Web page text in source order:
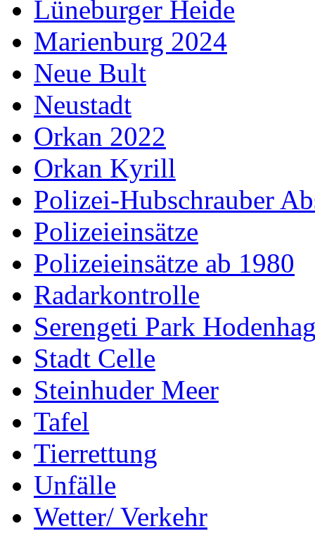
Lüneburger Heide
Marienburg 2024
Neue Bult
Neustadt
Orkan 2022
Orkan Kyrill
Polizei-Hubschrauber
Polizeieinsätze
Polizeieinsätze ab 1980
Radarkontrolle
Serengeti Park
Stadt Celle
Steinhuder Meer
Tafel
Tierrettung
Unfälle
Wetter/ Verkehr